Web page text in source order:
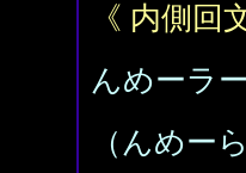
《 内側回
んめーラ
（んめー